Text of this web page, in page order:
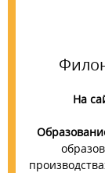
На